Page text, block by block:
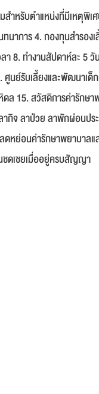
มสำหรับตำแหน่งที่มีเหตุ
นาการ 4. กองทุนสำรอ
า 8. ทำงานสัปดาห์ละ 5
นย์รับเลี้ยงและพัฒนาเ
15. สวัสดิการค่ารักษา
กิจ ลาป่วย ลาพักผ่อนป
หย่อนค่ารักษาพยาบาล
ชดเชยเมื่ออยู่ครบสัญญา